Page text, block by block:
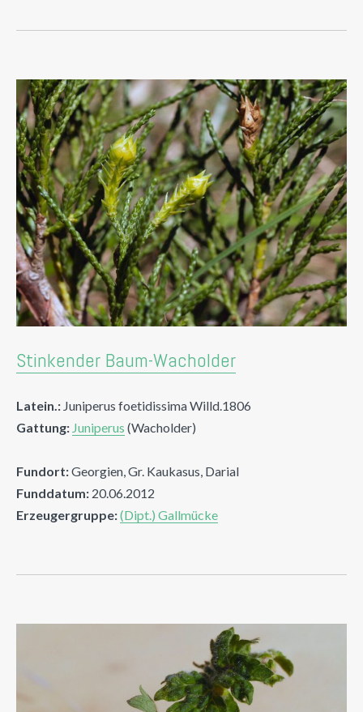
Stinkender Baum-Wacholder
Latein.: Juniperus foetidissima Willd.1806
Gattung: Juniperus (Wacholder)
Fundort:Georgien, Gr. Kaukasus, Darial
Funddatum: 20.06.2012
Erzeugergruppe:(Dipt.) Gallmücke